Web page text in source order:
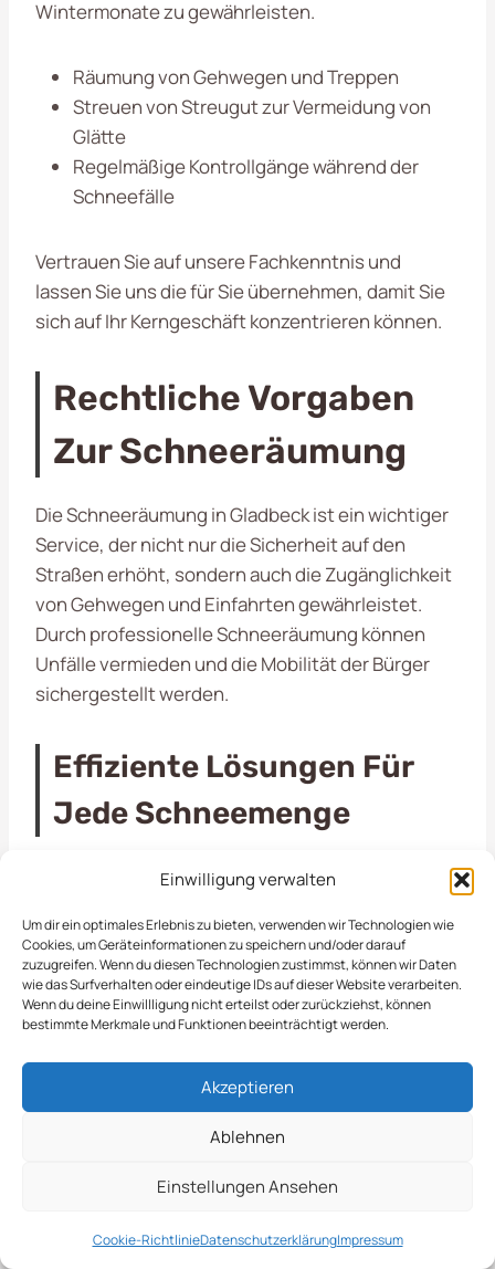
Einwilligung verwalten
Um dir ein optimales Erlebnis zu bieten, verwenden wir Technologien wie
Cookies, um Geräteinformationen zu speichern und/oder darauf
zuzugreifen. Wenn du diesen Technologien zustimmst, können wir Daten
wie das Surfverhalten oder eindeutige IDs auf dieser Website verarbeiten.
Wenn du deine Einwillligung nicht erteilst oder zurückziehst, können
bestimmte Merkmale und Funktionen beeinträchtigt werden.
Akzeptieren
Ablehnen
Einstellungen Ansehen
Cookie-RichtlinieDatenschutzerklärungImpressum
Wintermonate zu gewährleisten.
Räumung von Gehwegen und Treppen
Streuen von Streugut zur Vermeidung von
Glätte
Regelmäßige Kontrollgänge während der
Schneefälle
Vertrauen Sie auf unsere Fachkenntnis und
lassen Sie uns die für Sie übernehmen, damit Sie
sich auf Ihr Kerngeschäft konzentrieren können.
Rechtliche Vorgaben
Zur Schneeräumung
Die Schneeräumung in Gladbeck ist ein wichtiger
Service, der nicht nur die Sicherheit auf den
Straßen erhöht, sondern auch die Zugänglichkeit
von Gehwegen und Einfahrten gewährleistet.
Durch professionelle Schneeräumung können
Unfälle vermieden und die Mobilität der Bürger
sichergestellt werden.
Effiziente Lösungen Für
Jede Schneemenge
Schneeräumung in Gladbeckist ein
zentraler Aspekt, um die Sicherheit und
Zugänglichkeit von Gewerbe- und
Kommunalflächen während des Winters zu
gewährleisten. Wir bieten umfassende
Dienstleistungen an, die sowohl die kurzfristige
Schneeräumung als auch die langfristige Pflege
der Flächen umfassen. Unsere erfahrenen Teams
sind mit modernen Maschinen und effektiven
schnell und gründlich zu beseitigen. Dies schließt
Parkplätzen und Zufahrten ein. In Gladbeck legen